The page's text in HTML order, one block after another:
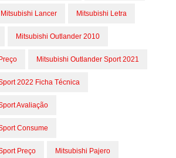
Mitsubishi Lancer Mitsubishi Letra
Mitsubishi Outlander 2010
Mitsubishi Outlander Sport 2021
2022 Ficha Técnica
Avaliação
Consume
Preço Mitsubishi Pajero